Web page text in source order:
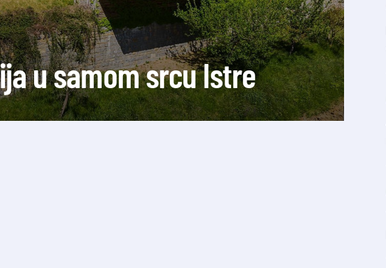
u samom srcu Istre